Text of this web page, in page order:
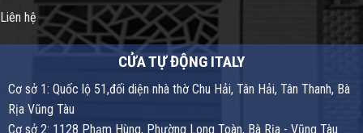
Liên hệ
CỬA TỰ ĐỘNG ITALY
Cơ sở 1: Quốc lộ 51,đối diện nhà thờ Chu Hải, Tân Hải, Tân Thanh, Bà
Rịa Vũng Tàu
Cơ sở 2: 1128 Phạm Hùng, Phường Long Toàn, Bà Rịa - Vũng Tàu